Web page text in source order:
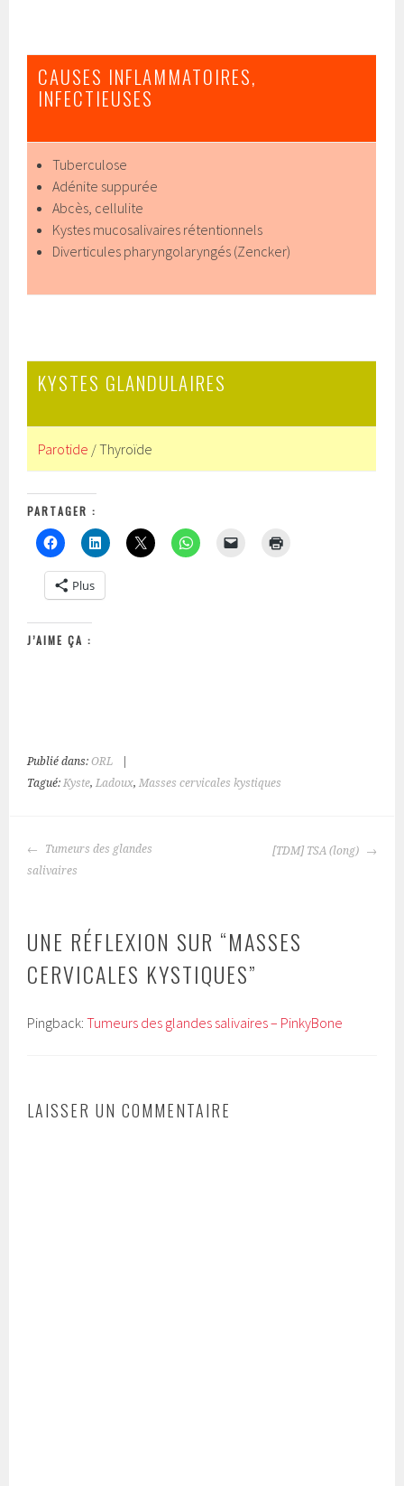
CAUSES INFLAMMATOIRES,
INFECTIEUSES
Tuberculose
Adénite suppurée
Abcès, cellulite
Kystes mucosalivaires rétentionnels
Diverticules pharyngolaryngés (Zencker)
KYSTES GLANDULAIRES
Parotide / Thyroïde
PARTAGER :
Plus
J’AIME ÇA :
Publié dans:ORL
Tagué:Kyste,Ladoux,Masses cervicales kystiques
NAVIGATION
DES
Tumeurs des glandes
salivaires
[TDM] TSA (long)
UNE RÉFLEXION SUR “MASSES
CERVICALES KYSTIQUES”
Pingback:Tumeurs des glandes salivaires – PinkyBone
LAISSER UN COMMENTAIRE